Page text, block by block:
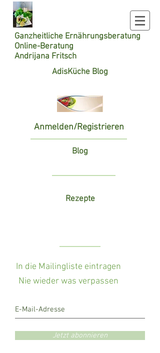
Ganzheitliche Ernährungsberatung
Online-Beratung
Andrijana Fritsch
AdisKüche Blog
Anmelden/Registrieren
Blog
Rezepte
In die Mailingliste eintragen
Nie wieder was verpassen
Jetzt abonnieren